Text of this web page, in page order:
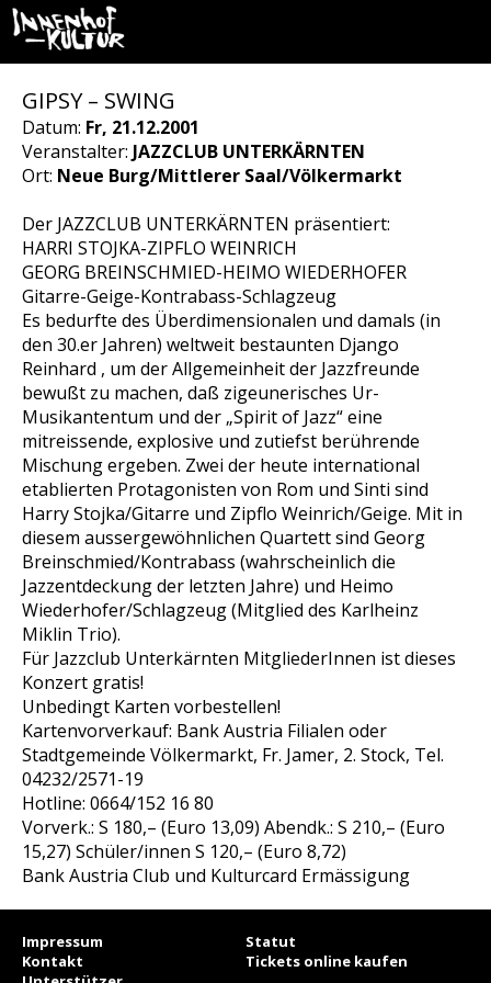
GIPSY – SWING
Datum: Fr, 21.12.2001
Veranstalter: JAZZCLUB UNTERKÄRNTEN
Ort: Neue Burg/Mittlerer Saal/Völkermarkt
Der JAZZCLUB UNTERKÄRNTEN präsentiert:
HARRI STOJKA-ZIPFLO WEINRICH
GEORG BREINSCHMIED-HEIMO WIEDERHOFER
Gitarre-Geige-Kontrabass-Schlagzeug
Es bedurfte des Überdimensionalen und damals (in
den 30.er Jahren) weltweit bestaunten Django
Reinhard , um der Allgemeinheit der Jazzfreunde
bewußt zu machen, daß zigeunerisches Ur-
Musikantentum und der „Spirit of Jazz“ eine
mitreissende, explosive und zutiefst berührende
Mischung ergeben. Zwei der heute international
etablierten Protagonisten von Rom und Sinti sind
Harry Stojka/Gitarre und Zipflo Weinrich/Geige. Mit in
diesem aussergewöhnlichen Quartett sind Georg
Breinschmied/Kontrabass (wahrscheinlich die
Jazzentdeckung der letzten Jahre) und Heimo
Wiederhofer/Schlagzeug (Mitglied des Karlheinz
Miklin Trio).
Für Jazzclub Unterkärnten MitgliederInnen ist dieses
Konzert gratis!
Unbedingt Karten vorbestellen!
Kartenvorverkauf: Bank Austria Filialen oder
Stadtgemeinde Völkermarkt, Fr. Jamer, 2. Stock, Tel.
04232/2571-19
Hotline: 0664/152 16 80
Vorverk.: S 180,– (Euro 13,09) Abendk.: S 210,– (Euro
15,27) Schüler/innen S 120,– (Euro 8,72)
Bank Austria Club und Kulturcard Ermässigung
Impressum
Statut
Kontakt
Tickets online kaufen